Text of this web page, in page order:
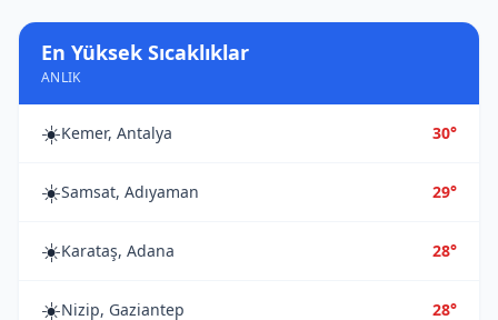
En Yüksek Sıcaklıklar
ANLIK
☀️Kemer, Antalya 30°
☀️Samsat, Adıyaman 29°
☀️Karataş, Adana 28°
☀️Nizip, Gaziantep 28°